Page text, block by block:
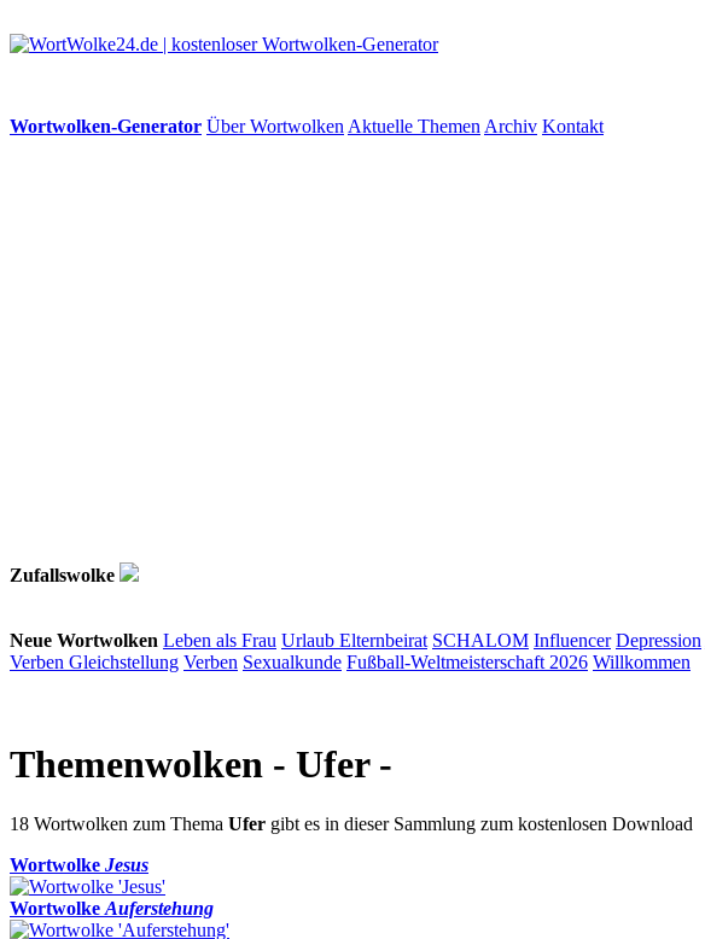
Wortwolken-Generator Über Wortwolken Aktuelle Themen Archiv Kontakt
Zufallswolke
Neue Wortwolken Leben als Frau Urlaub Elternbeirat SCHALOM Influencer Depression
Verben Gleichstellung Verben Sexualkunde Fußball-Weltmeisterschaft 2026 Willkommen
Themenwolken - Ufer -
18 Wortwolken zum Thema Ufer gibt es in dieser Sammlung zum kostenlosen Download
Wortwolke Jesus
Wortwolke Auferstehung